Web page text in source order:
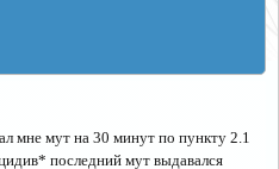
мне мут на 30 минут по пункту 2.1
последний мут выдавался